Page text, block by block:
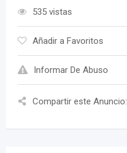
535 vistas
Añadir a Favoritos
Informar De Abuso
Compartir este Anuncio: